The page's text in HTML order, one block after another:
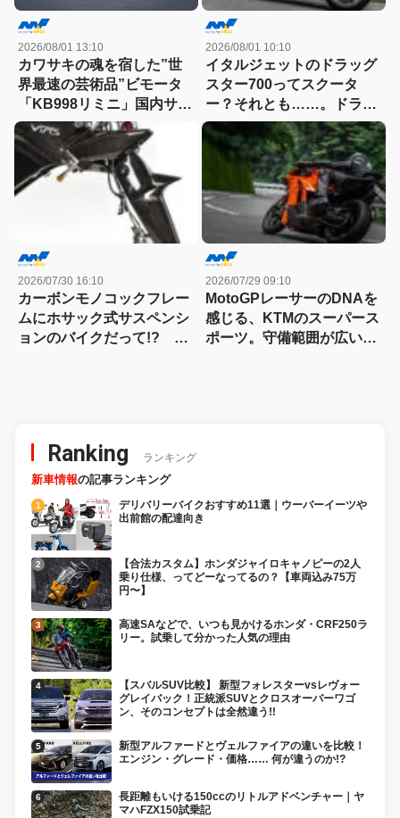
2026/08/01 13:10
カワサキの魂を宿した”世
界最速の芸術品”ビモータ
「KB998リミニ」国内サー
キット試乗記
2026/08/01 10:10
イタルジェットのドラッグ
スター700ってスクータ
ー？それとも……。ドラッ
グスター700ツイン・リミ
テッドエディション試乗記
2026/07/30 16:10
カーボンモノコックフレー
ムにホサック式サスペンシ
ョンのバイクだって!? ヴ
2026/07/29 09:10
MotoGPレーサーのDNAを
感じる、KTMのスーパース
ポーツ。守備範囲が広い史
Ranking ランキング
新車情報の記事ランキング
デリバリーバイクおすすめ11選｜ウーバーイーツや
出前館の配達向き
【合法カスタム】ホンダジャイロキャノピーの2人
乗り仕様、ってどーなってるの？【車両込み75万
円〜】
高速SAなどで、いつも見かけるホンダ・CRF250ラ
リー。試乗して分かった人気の理由
【スバルSUV比較】 新型フォレスターvsレヴォー
グレイバック！正統派SUVとクロスオーバーワゴ
ン、そのコンセプトは全然違う!!
新型アルファードとヴェルファイアの違いを比較！
エンジン・グレード・価格…… 何が違うのか!?
長距離もいける150ccのリトルアドベンチャー｜ヤ
マハFZX150試乗記